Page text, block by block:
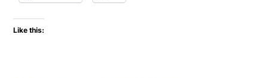
Like this: